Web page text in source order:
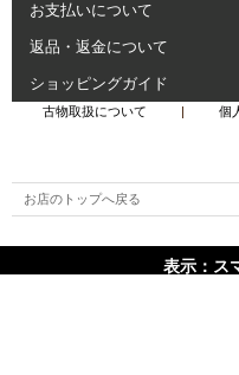
お支払いについて
返品・返金について
ショッピングガイド
古物取扱について | 個
お店のトップへ戻る
表示：ス